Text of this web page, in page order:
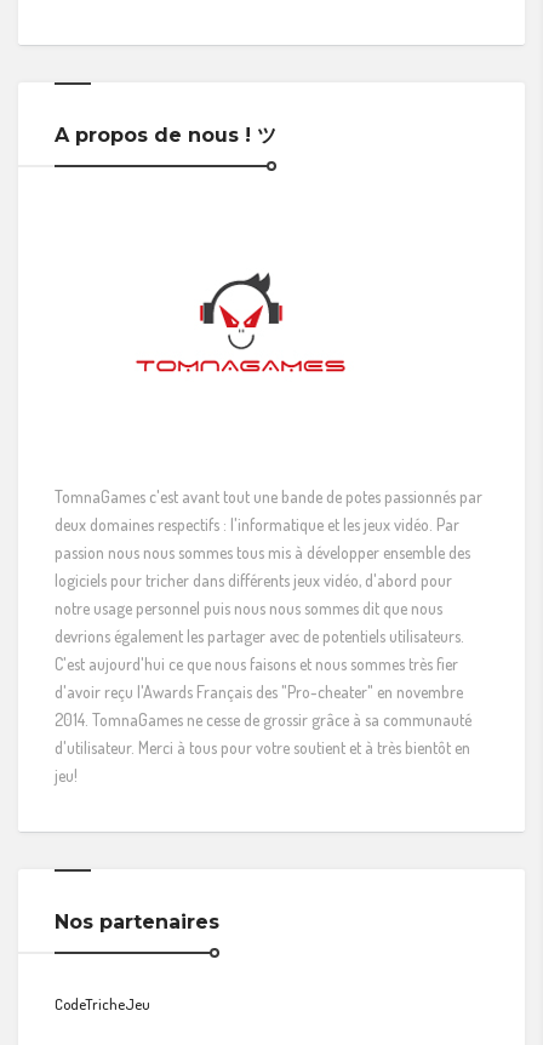
A propos de nous ! ツ
TomnaGames c'est avant tout une bande de potes passionnés par
deux domaines respectifs : l'informatique et les jeux vidéo. Par
passion nous nous sommes tous mis à développer ensemble des
logiciels pour tricher dans différents jeux vidéo, d'abord pour
notre usage personnel puis nous nous sommes dit que nous
devrions également les partager avec de potentiels utilisateurs.
C'est aujourd'hui ce que nous faisons et nous sommes très fier
d'avoir reçu l'Awards Français des "Pro-cheater" en novembre
2014. TomnaGames ne cesse de grossir grâce à sa communauté
d'utilisateur. Merci à tous pour votre soutient et à très bientôt en
jeu!
Nos partenaires
CodeTricheJeu